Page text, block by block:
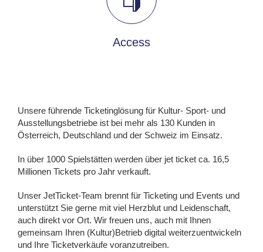
Access
Unsere führende Ticketinglösung für Kultur- Sport- und
Ausstellungsbetriebe ist bei mehr als 130 Kunden in
Österreich, Deutschland und der Schweiz im Einsatz.
In über 1000 Spielstätten werden über jet ticket ca. 16,5
Millionen Tickets pro Jahr verkauft.
Unser JetTicket-Team brennt für Ticketing und Events und
unterstützt Sie gerne mit viel Herzblut und Leidenschaft,
auch direkt vor Ort. Wir freuen uns, auch mit Ihnen
gemeinsam Ihren (Kultur)Betrieb digital weiterzuentwickeln
und Ihre Ticketverkäufe voranzutreiben.